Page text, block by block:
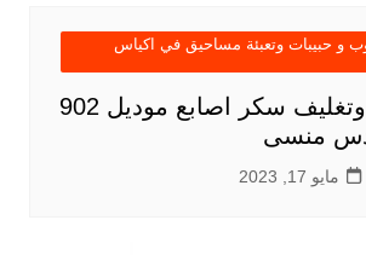
و حبيبات وتعبئة مساحيق في اكياس
ماكينة تعبئة وتغليف سكر اصابع موديل 902
منسى
مايو 17, 2023